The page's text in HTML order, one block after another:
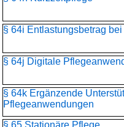
§ 64i Entlastungsbetrag
§ 64j Digitale
§ 64k Ergänzende
Pflegeanwendungen
§ 65 Stationäre Pflege